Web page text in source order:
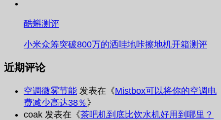
酷蝌测评
小米众筹突破800万的洒哇地咔擦地机开箱测评
近期评论
空调微雾节能 发表在《Mistbox可以将你的空调电
费减少高达38％ 》
coak 发表在《茶吧机到底比饮水机好用到哪里？